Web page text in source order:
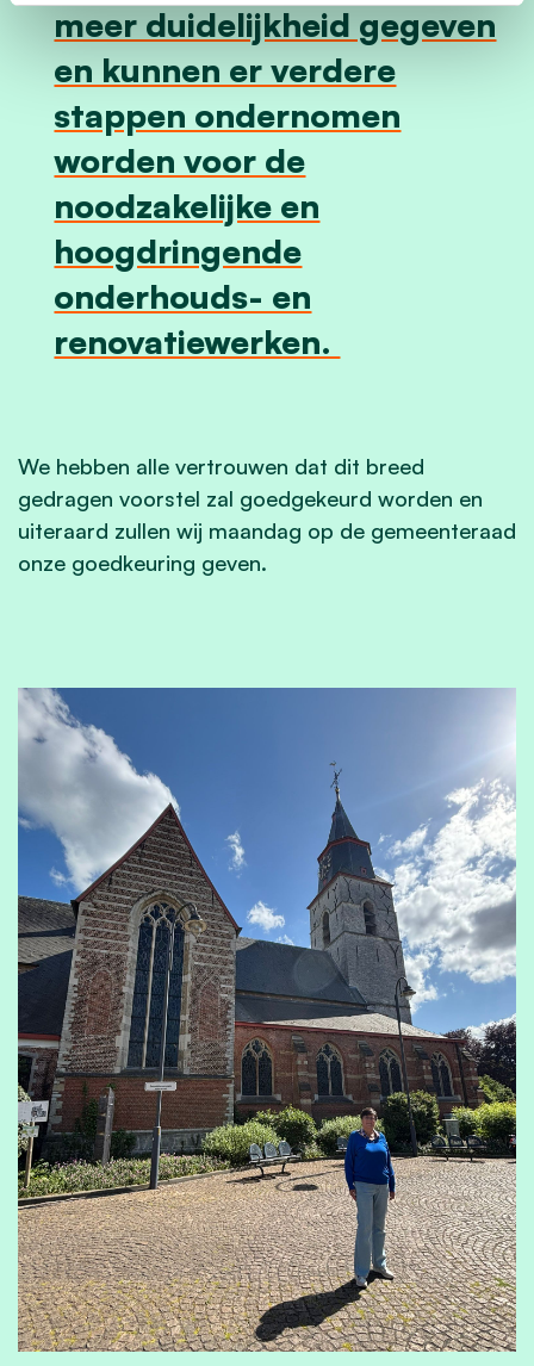
meer duidelijkheid gegeven
en kunnen er verdere
stappen ondernomen
worden voor de
noodzakelijke en
hoogdringende
onderhouds- en
renovatiewerken.
We hebben alle vertrouwen dat dit breed
gedragen voorstel zal goedgekeurd worden en
uiteraard zullen wij maandag op de gemeenteraad
onze goedkeuring geven.